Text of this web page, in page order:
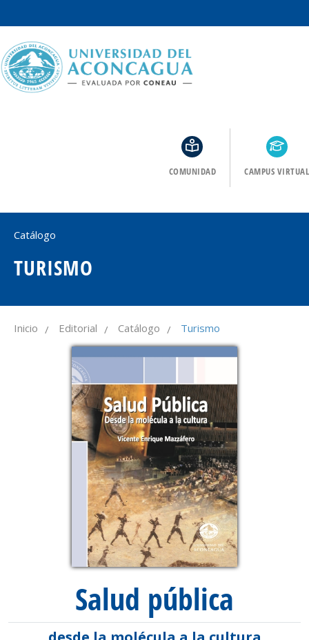
COMUNIDAD CAMPUS VIRTUAL
TURISMO
Catálogo
Inicio / Editorial / Catálogo / Turismo
Salud pública